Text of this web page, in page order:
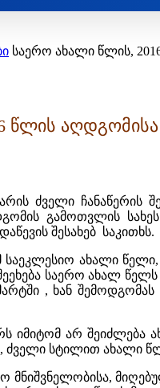
საერო ახალი წლის,
წლის
ძველი ჩანაწერის
გამოთვლის
შესახებ საკითხს.
ახალი წელი,
საერო ახალ წელს
მარტში , ხან
იმიტომ არ
სტილით ახალი
მნიშვნელობისა,